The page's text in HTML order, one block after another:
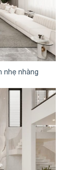
nhàng